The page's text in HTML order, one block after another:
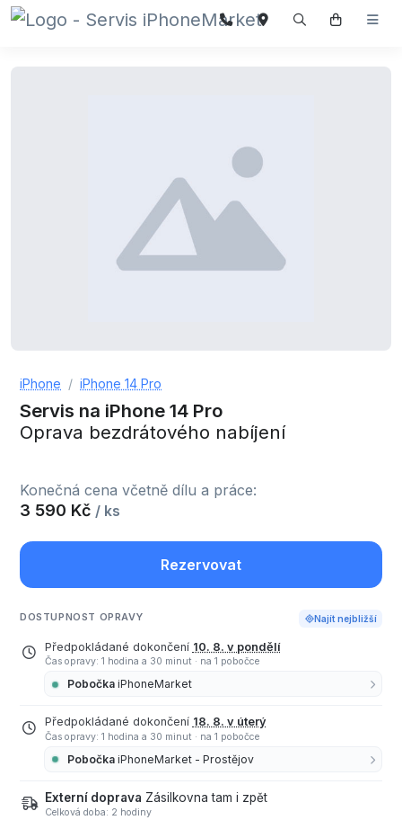
iPhone iPhone 14 Pro
Servis na iPhone 14 Pro
Oprava bezdrátového nabíjení
Konečná cena včetně dílu a práce:
3 590 Kč / ks
Rezervovat
DOSTUPNOST OPRAVY Najít nejbližší
Předpokládané dokončení 10. 8. v pondělí
Čas opravy: 1 hodina a 30 minut · na 1 pobočce
Pobočka iPhoneMarket
Předpokládané dokončení 18. 8. v úterý
Čas opravy: 1 hodina a 30 minut · na 1 pobočce
Pobočka iPhoneMarket - Prostějov
Externí doprava Zásilkovna tam i zpět
Celková doba: 2 hodiny